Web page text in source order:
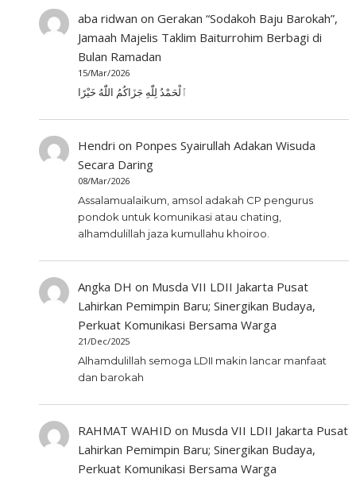
aba ridwan onGerakan “Sodakoh Baju Barokah”,
Jamaah Majelis Taklim Baiturrohim Berbagi di
Bulan Ramadan
15/Mar/2026
ٱلْحَمْدُ لِلّٰهِ جَزَاكُمُ اللّٰهُ خَيْرًا
Hendri on Ponpes Syairullah Adakan Wisuda
Secara Daring
08/Mar/2026
Assalamualaikum, amsol adakah CP pengurus
pondok untuk komunikasi atau chating,
alhamdulillah jaza kumullahu khoiroo.
Angka DH on Musda VII LDII Jakarta Pusat
Lahirkan Pemimpin Baru; Sinergikan Budaya,
Perkuat Komunikasi Bersama Warga
21/Dec/2025
Alhamdulillah semoga LDII makin lancar manfaat
dan barokah
RAHMAT WAHID on Musda VII LDII Jakarta Pusat
Lahirkan Pemimpin Baru; Sinergikan Budaya,
Perkuat Komunikasi Bersama Warga